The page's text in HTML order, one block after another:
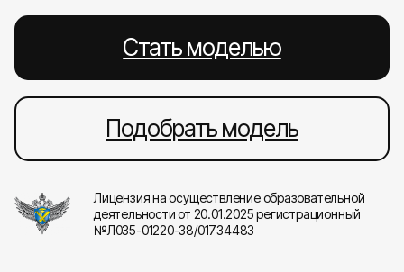
Стать моделью
Подобрать модель
Лицензия на осуществление образовательной
деятельности от 20.01.2025 регистрационный
№Л035-01220-38/01734483